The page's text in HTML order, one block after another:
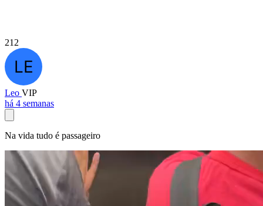
212
Leo VIP
há 4 semanas
Na vida tudo é passageiro